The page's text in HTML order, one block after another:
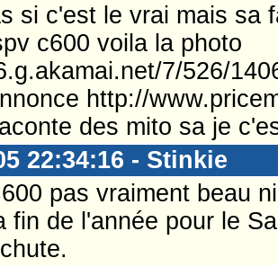
si c'est le vrai mais sa
c600 voila la photo
7/526/
http://
des mito sa je
22:34:16 - Stinkie
pas vraiment beau
fin de l'année pour le